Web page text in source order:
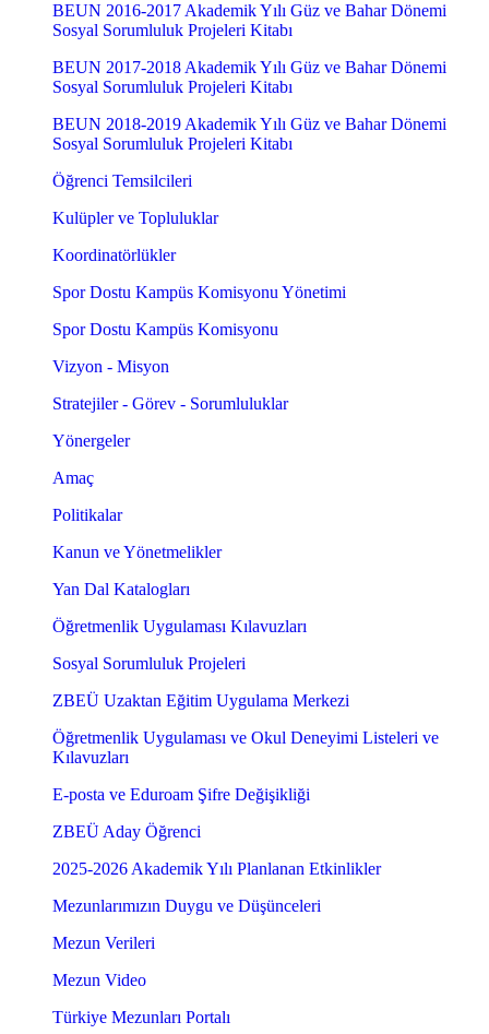
BEUN 2016-2017 Akademik Yılı Güz ve Bahar Dönemi
Sosyal Sorumluluk Projeleri Kitabı
BEUN 2017-2018 Akademik Yılı Güz ve Bahar Dönemi
Sosyal Sorumluluk Projeleri Kitabı
BEUN 2018-2019 Akademik Yılı Güz ve Bahar Dönemi
Sosyal Sorumluluk Projeleri Kitabı
Öğrenci Temsilcileri
Kulüpler ve Topluluklar
Koordinatörlükler
Spor Dostu Kampüs Komisyonu Yönetimi
Spor Dostu Kampüs Komisyonu
Vizyon - Misyon
Stratejiler - Görev - Sorumluluklar
Yönergeler
Amaç
Politikalar
Kanun ve Yönetmelikler
Yan Dal Katalogları
Öğretmenlik Uygulaması Kılavuzları
Sosyal Sorumluluk Projeleri
ZBEÜ Uzaktan Eğitim Uygulama Merkezi
Öğretmenlik Uygulaması ve Okul Deneyimi Listeleri ve
Kılavuzları
E-posta ve Eduroam Şifre Değişikliği
ZBEÜ Aday Öğrenci
2025-2026 Akademik Yılı Planlanan Etkinlikler
Mezunlarımızın Duygu ve Düşünceleri
Mezun Verileri
Mezun Video
Türkiye Mezunları Portalı